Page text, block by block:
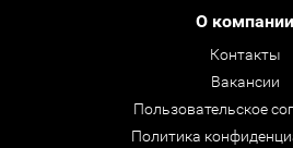
О компании
Контакты
Вакансии
Пользовательское
Политика